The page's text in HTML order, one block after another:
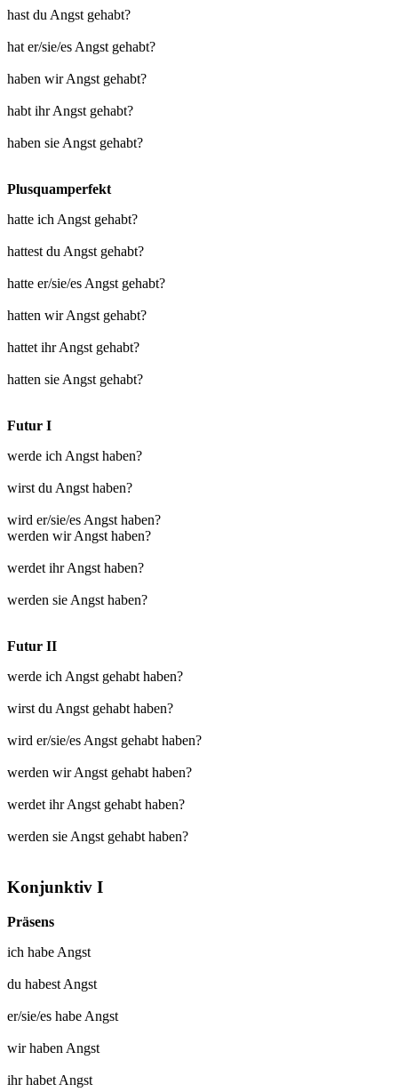
hast du Angst gehabt?
hat er/sie/es Angst gehabt?
haben wir Angst gehabt?
habt ihr Angst gehabt?
haben sie Angst gehabt?
Plusquamperfekt
hatte ich Angst gehabt?
hattest du Angst gehabt?
hatte er/sie/es Angst gehabt?
hatten wir Angst gehabt?
hattet ihr Angst gehabt?
hatten sie Angst gehabt?
Futur I
werde ich Angst haben?
wirst du Angst haben?
wird er/sie/es Angst haben?
werden wir Angst haben?
werdet ihr Angst haben?
werden sie Angst haben?
Futur II
werde ich Angst gehabt haben?
wirst du Angst gehabt haben?
wird er/sie/es Angst gehabt haben?
werden wir Angst gehabt haben?
werdet ihr Angst gehabt haben?
werden sie Angst gehabt haben?
Konjunktiv I
Präsens
ich habe Angst
du habest Angst
er/sie/es habe Angst
wirhaben Angst
ihrhabet Angst